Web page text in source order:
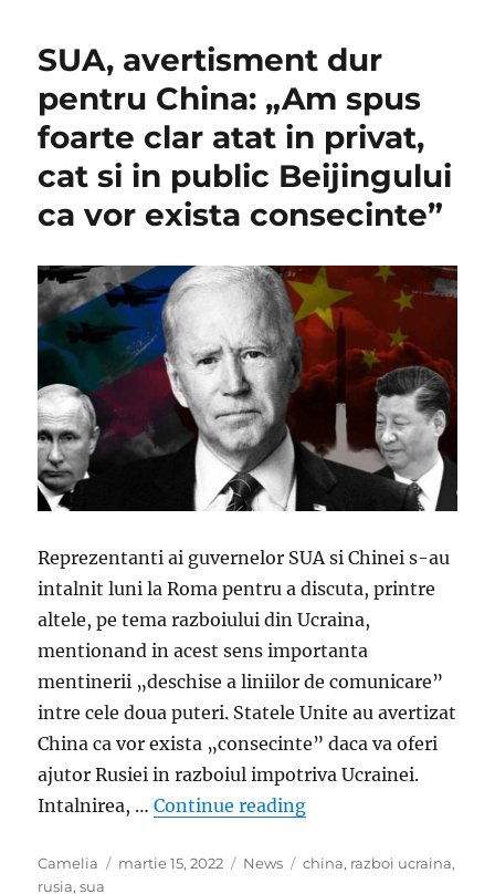
SUA, avertisment dur
pentru China: „Am spus
foarte clar atat in privat,
cat si in public Beijingului
ca vor exista consecinte”
Reprezentanti ai guvernelor SUA si Chinei s-au
intalnit luni la Roma pentru a discuta, printre
altele, pe tema razboiului din Ucraina,
mentionand in acest sens importanta
mentinerii „deschise a liniilor de comunicare”
intre cele doua puteri. Statele Unite au avertizat
China ca vor exista „consecinte” daca va oferi
ajutor Rusiei in razboiul impotriva Ucrainei.
Intalnirea, …Continue reading„SUA, avertisment
Author
Camelia
Posted
martie 15, 2022 Categories
News Tags
china, razboi ucraina,
rusia,sua